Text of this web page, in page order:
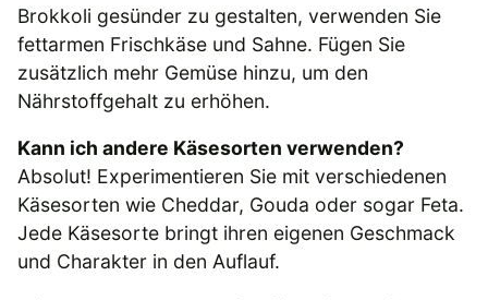
Brokkoli gesünder zu gestalten, verwenden Sie
fettarmen Frischkäse und Sahne. Fügen Sie
zusätzlich mehr Gemüse hinzu, um den
Nährstoffgehalt zu erhöhen.
Kann ich andere Käsesorten verwenden?
Absolut! Experimentieren Sie mit verschiedenen
Käsesorten wie Cheddar, Gouda oder sogar Feta.
Jede Käsesorte bringt ihren eigenen Geschmack
und Charakter in den Auflauf.